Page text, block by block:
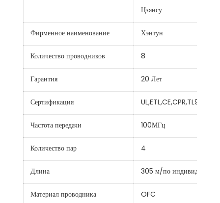
Цзянсу
Фирменное наименование Хэнтун
Количество проводников 8
Гарантия 20 Лет
Сертификация
Частота передачи 100МГц
Количество пар 4
Длина 305 м/по
Материал проводника OFC